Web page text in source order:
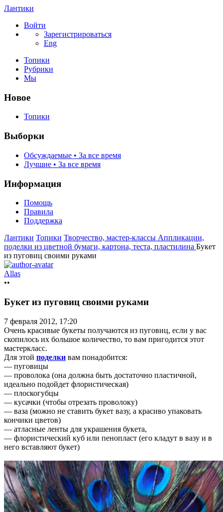
Лантики
Войти
Зарегистрироваться
Eng
Топики
Рубрики
Мы
Новое
Топики
Выборки
Обсуждаемые • За все время
Лучшие • За все время
Информация
Помощь
Правила
Поддержка
Лантики Топики Творчество, мастер-классы Аппликации,
поделки из цветной бумаги, картона, теста, пластилина Букет
из пуговиц своими руками
Allas
••
Букет из пуговиц своими руками
7 февраля 2012, 17:20
Очень красивые букеты получаются из пуговиц, если у вас
скопилось их большое количество, то вам пригодится этот
мастеркласс.
Для этой поделки вам понадобится:
— пуговицы
— проволока (она должна быть достаточно пластичной,
идеально подойдет флористическая)
— плоскогубцы
— кусачки (чтобы отрезать проволоку)
— ваза (можно не ставить букет вазу, а красиво упаковать
кончики цветов)
— атласные ленты для украшения букета,
— флористический куб или пенопласт (его кладут в вазу и в
него вставляют букет)